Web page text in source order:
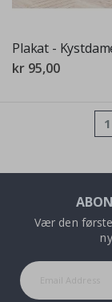
Plakat -
kr 95,00
Side
1
Vær den